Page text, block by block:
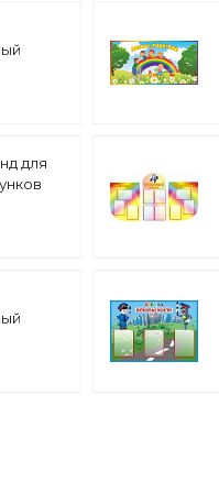
2
для
арт.